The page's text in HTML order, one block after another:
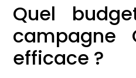
Quel
campagne
efficace ?